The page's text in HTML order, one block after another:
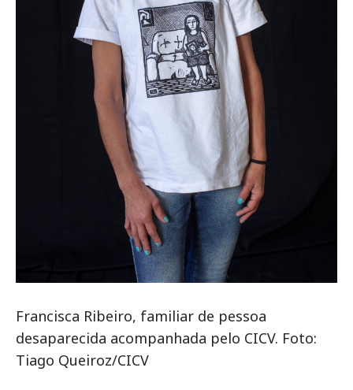
Francisca Ribeiro, familiar de pessoa
desaparecida acompanhada pelo CICV. Foto:
Tiago Queiroz/CICV